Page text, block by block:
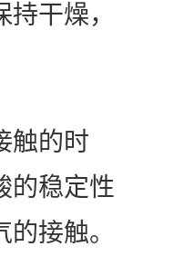
干燥，
触的时
的稳定性
接触。